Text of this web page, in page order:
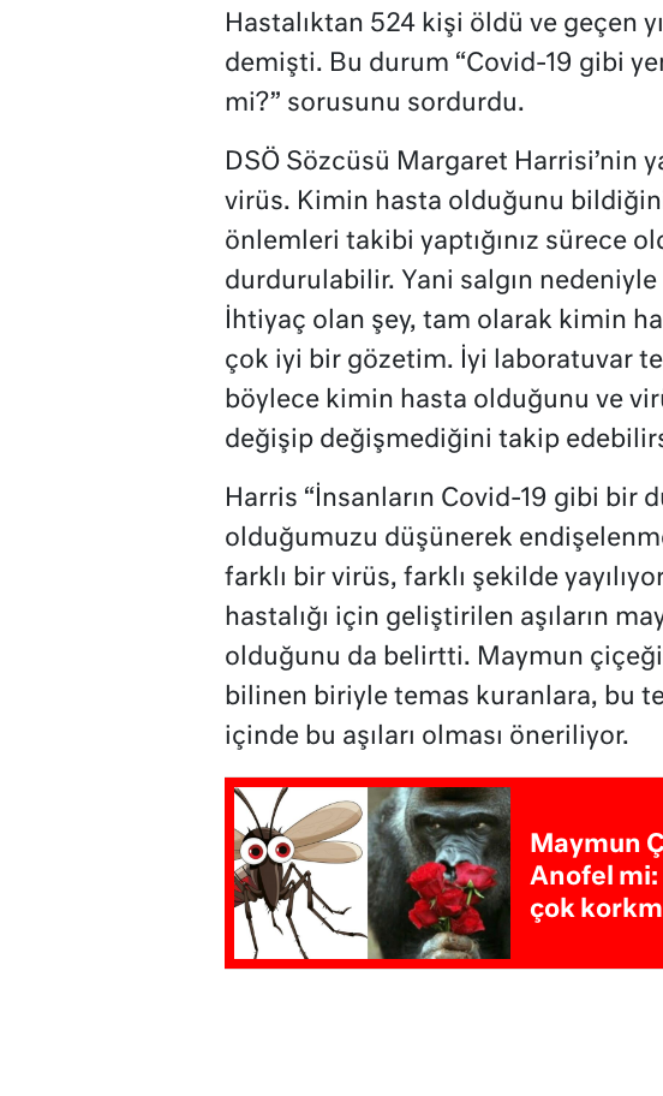
Hastalıktan 524 kişi öldü ve geçen
demişti. Bu durum “Covid-19 gibi
mi?” sorusunu sordurdu.
DSÖ Sözcüsü Margaret Harrisi’nin
virüs. Kimin hasta olduğunu
önlemleri takibi yaptığınız sürece
durdurulabilir. Yani salgın
İhtiyaç olan şey, tam olarak kimin
çok iyi bir gözetim. İyi laboratuvar
böylece kimin hasta olduğunu ve
değişip değişmediğini takip
Harris “İnsanların Covid-19 gibi bir
olduğumuzu düşünerek
farklı bir virüs, farklı şekilde
hastalığı için geliştirilen aşıların
olduğunu da belirtti. Maymun
bilinen biriyle temas kuranlara, bu
içinde bu aşıları olması öneriliyor.
Maymun
Anofel
çok